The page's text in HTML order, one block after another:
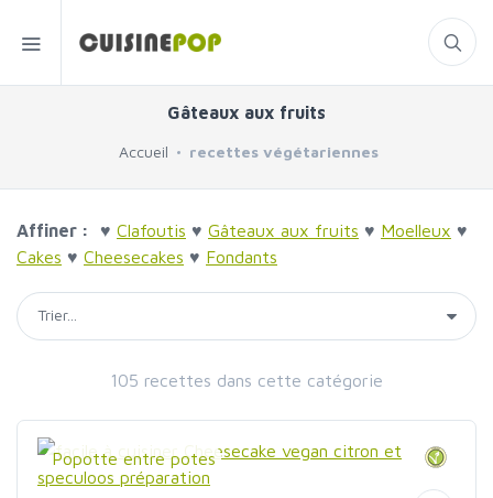
Gâteaux aux fruits
Accueil recettes végétariennes
Affiner : ♥ Clafoutis ♥ Gâteaux aux fruits ♥ Moelleux ♥
Cakes ♥ Cheesecakes ♥ Fondants
105 recettes dans cette catégorie
Popotte entre potes